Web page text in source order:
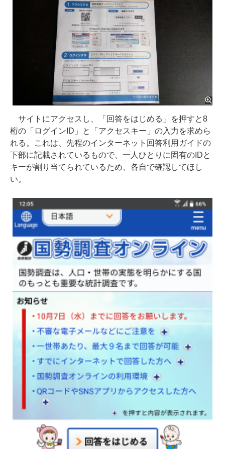
サイトにアクセスし、「回答をはじめる」を押すと8
桁の「ログインID」と「アクセスキー」の入力を求めら
れる。これは、先程のインターネット回答利用ガイドの
下部に記載されているもので、一人ひとりに固有のIDと
キーが割り当てられているため、各自で確認してほし
い。